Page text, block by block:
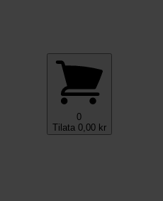
0
Tilata 0,00 kr